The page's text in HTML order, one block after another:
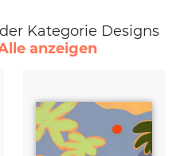
Kategorie Designs
anzeigen